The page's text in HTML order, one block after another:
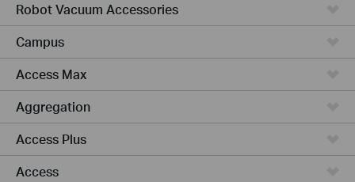
Robot Vacuum Accessories
Campus
Access Max
Aggregation
Access Plus
Access